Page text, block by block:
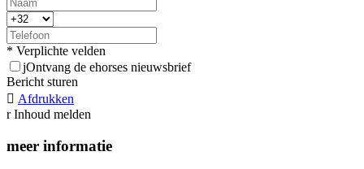
* Verplichte velden
jOntvang de ehorses nieuwsbrief
Bericht sturen
 Afdrukken
r Inhoud melden
meer informatie